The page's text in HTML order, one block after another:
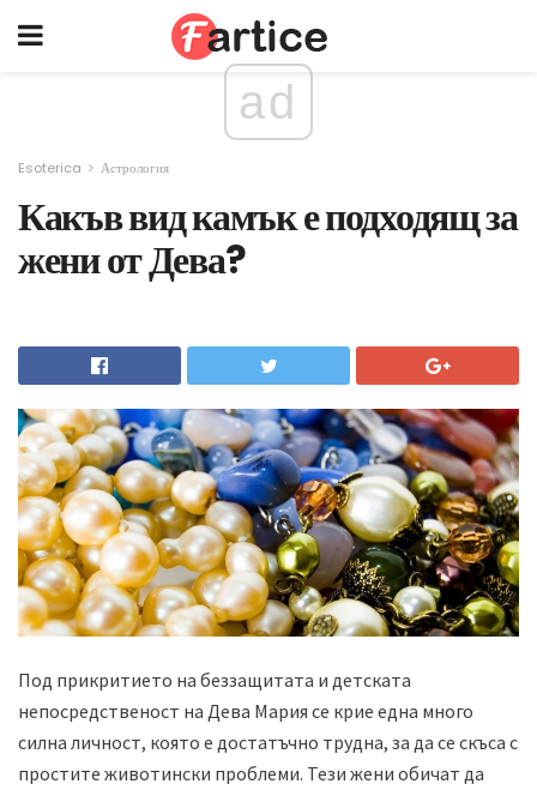
ad
Esoterica Астрология
Какъв вид камък е подходящ за
жени от Дева?
Под прикритието на беззащитата и детската
непосредственост на Дева Мария се крие една много
силна личност, която е достатъчно трудна, за да се скъса с
простите животински проблеми. Тези жени обичат да